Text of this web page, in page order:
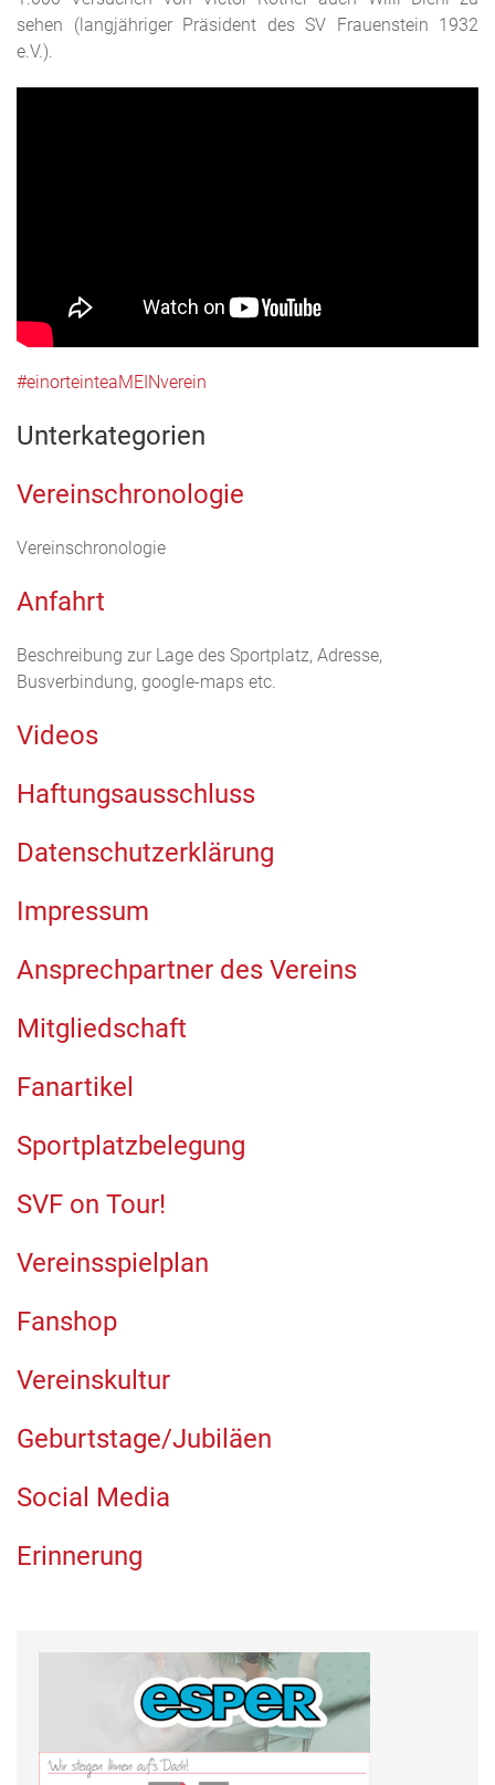
sehen (langjähriger Präsident des SV Frauenstein 1932
e.V.).
#einorteinteaMEINverein
Unterkategorien
Vereinschronologie
Vereinschronologie
Anfahrt
Beschreibung zur Lage des Sportplatz, Adresse,
Busverbindung, google-maps etc.
Videos
Haftungsausschluss
Datenschutzerklärung
Impressum
Ansprechpartner des Vereins
Mitgliedschaft
Fanartikel
Sportplatzbelegung
SVF on Tour!
Vereinsspielplan
Fanshop
Vereinskultur
Geburtstage/Jubiläen
Social Media
Erinnerung